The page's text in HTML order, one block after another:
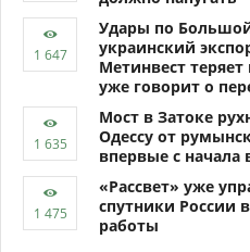
Удары по
украинский
Метинвест
уже говорит о
Мост в Затоке
Одессу от
впервые с начала
«Рассвет» уже
спутники России
работы